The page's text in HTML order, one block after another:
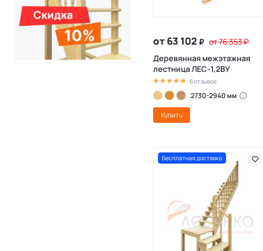
от 63 102 ₽ от 76 353₽
Деревянная межэтажная
лестница ЛЕС-1,2ВУ
6 отзывов
2730-2940 мм
Купить
Бесплатная доставка